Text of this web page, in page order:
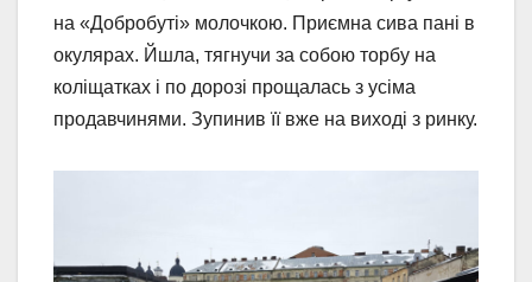
на «Добробуті» молочкою. Приємна сива пані в
окулярах. Йшла, тягнучи за собою торбу на
коліщатках і по дорозі прощалась з усіма
продавчинями. Зупинив її вже на виході з ринку.